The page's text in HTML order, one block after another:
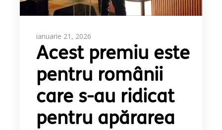
ianuarie 21, 2026
Acest premiu este
pentru românii
care s-au ridicat
pentru apărarea